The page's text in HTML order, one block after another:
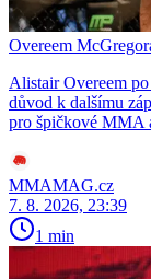
Overeem
Alistair Overeem
důvod k dalšímu
pro špičkové MMA
MMAMAG.cz
7. 8. 2026, 23:39
1 min